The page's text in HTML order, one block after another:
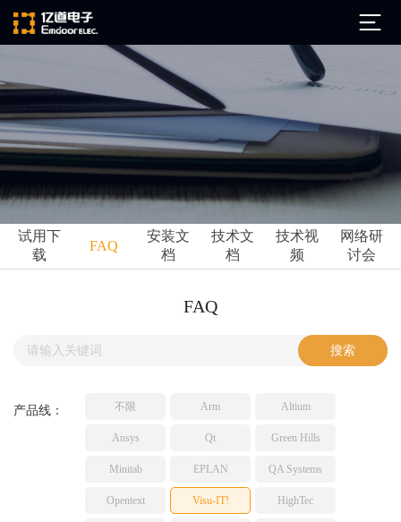
公司简介
发展历程
企业文化
ARM
Ansys
TESSY
亿道动态
市场活动
技术文档
网络研讨会
试用下
载
FAQ
安装文
档
技术文
档
技术视
频
网络研
讨会
FAQ
产品线： 不限 Arm Altium
Ansys Qt Green Hills
Minitab EPLAN QA Systems
Opentext Visu-IT! HighTec